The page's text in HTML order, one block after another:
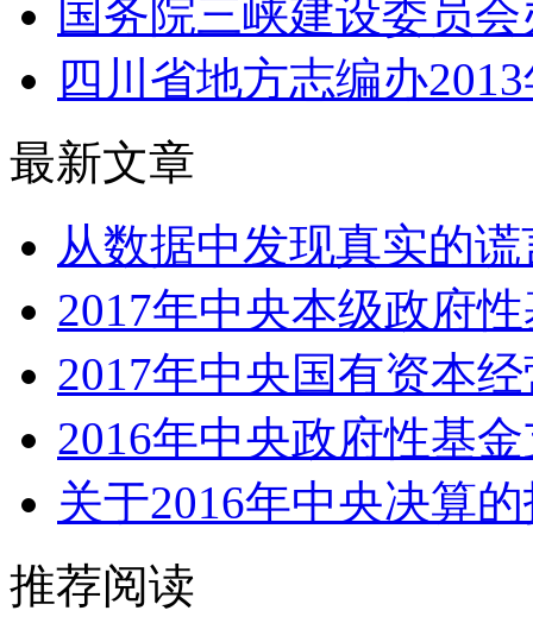
国务院三峡建设委员
四川省地方志编办
最新文章
从数据中发现真实的
2017年中央本级政府
2017年中央国有资本
2016年中央政府性基
关于2016年中央决算
推荐阅读